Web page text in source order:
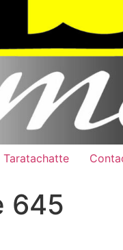
Taratachatte
645